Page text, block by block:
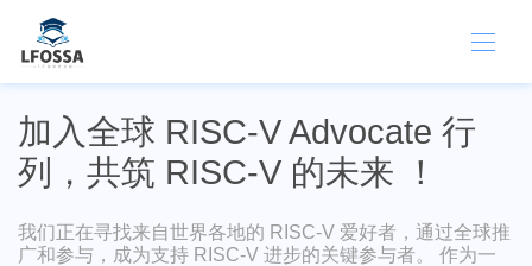
加入全球 RISC-V Advocate 行
列，共筑 RISC-V 的未来 ！
我们正在寻找来自世界各地的 RISC-V 爱好者，通过全球推
广和参与，成为支持 RISC-V 进步的关键参与者。 作为一